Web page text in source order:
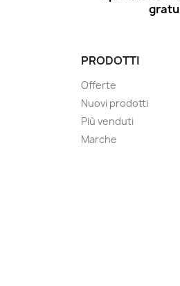
PRODOTTI
Offerte
Nuovi prodotti
Più venduti
Marche